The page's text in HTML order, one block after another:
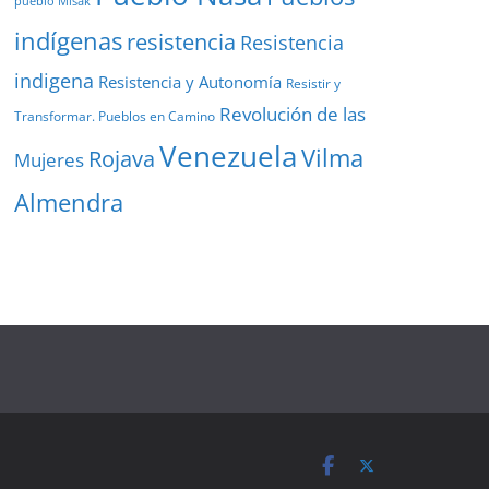
indígenasresistencia Resistencia
indigena Resistencia y Autonomía Resistir y
Transformar. Pueblos en Camino Revolución de las
Mujeres RojavaVenezuelaVilma
Almendra